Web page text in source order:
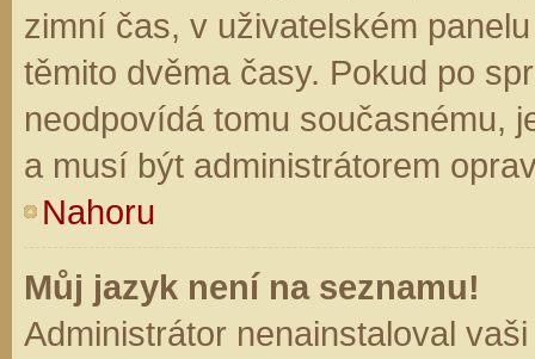
zimní čas, v uživatelském
těmito dvěma časy. Pokud po
neodpovídá tomu současnému,
a musí být administrátorem
Nahoru
Můj jazyk není na seznamu!
Administrátor nenainstaloval